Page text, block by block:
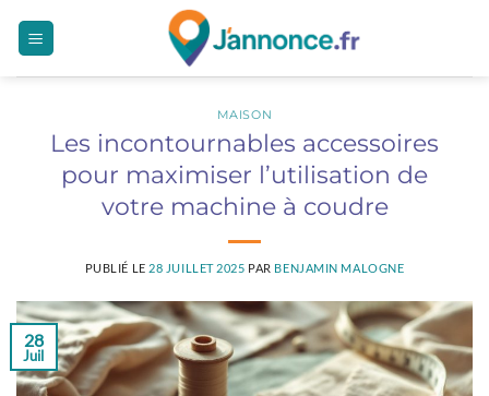
MAISON
Les incontournables accessoires
pour maximiser l’utilisation de
votre machine à coudre
PUBLIÉ LE 28 JUILLET 2025 PAR BENJAMIN MALOGNE
28
Juil